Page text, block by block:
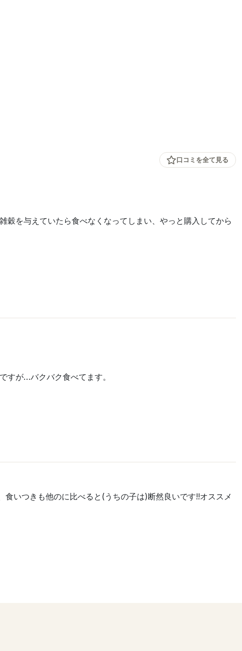
口コミを全て見る
穀を与えていたら食べなくなってしまい、やっと購入してから
すが…バクバク食べてます。
いつきも他のに比べると(うちの子は)断然良いです!!オススメ